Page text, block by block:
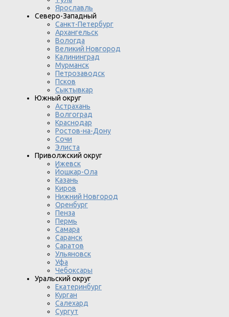
Ярославль
Северо-Западный
Санкт-Петербург
Архангельск
Вологда
Великий Новгород
Калининград
Мурманск
Петрозаводск
Псков
Сыктывкар
Южный округ
Астрахань
Волгоград
Краснодар
Ростов-на-Дону
Сочи
Элиста
Приволжский округ
Ижевск
Йошкар-Ола
Казань
Киров
Нижний Новгород
Оренбург
Пенза
Пермь
Самара
Саранск
Саратов
Ульяновск
Уфа
Чебоксары
Уральский округ
Екатеринбург
Курган
Салехард
Сургут